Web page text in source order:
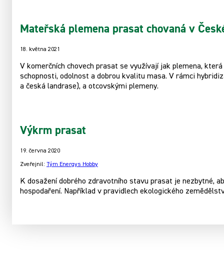
Mateřská plemena prasat chovaná v
18. května 2021
V komerčních chovech prasat se využívají jak plemena,
schopnosti, odolnost a dobrou kvalitu masa. V rámci
a česká landrase), a otcovskými plemeny.
Výkrm prasat
19. června 2020
Zveřejnil: Tým Energys Hobby
K dosažení dobrého zdravotního stavu prasat je nezbytné,
hospodaření. Například v pravidlech ekologického